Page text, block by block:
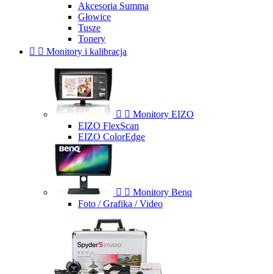
Akcesoria Summa
Głowice
Tusze
Tonery
  Monitory i kalibracja
  Monitory EIZO
EIZO FlexScan
EIZO ColorEdge
  Monitory Benq
Foto / Grafika / Video